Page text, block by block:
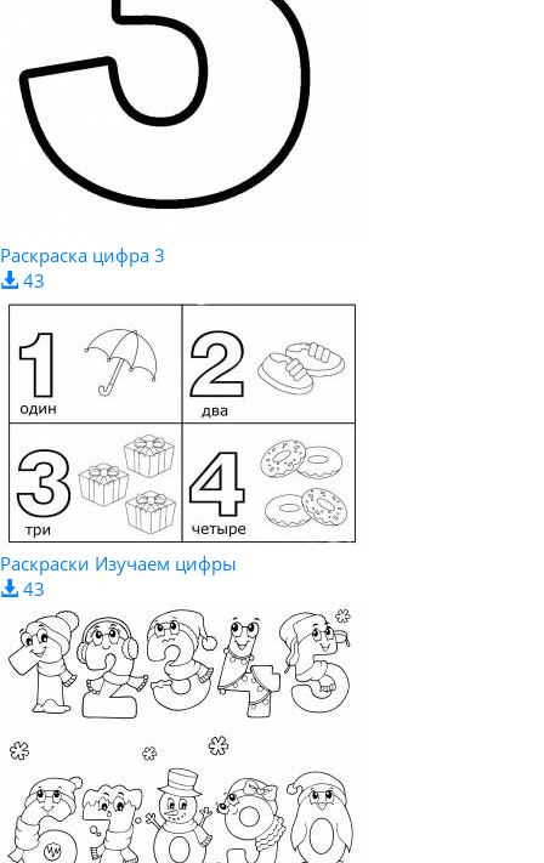
Раскраска цифра 3
43
Раскраски Изучаем цифры
43